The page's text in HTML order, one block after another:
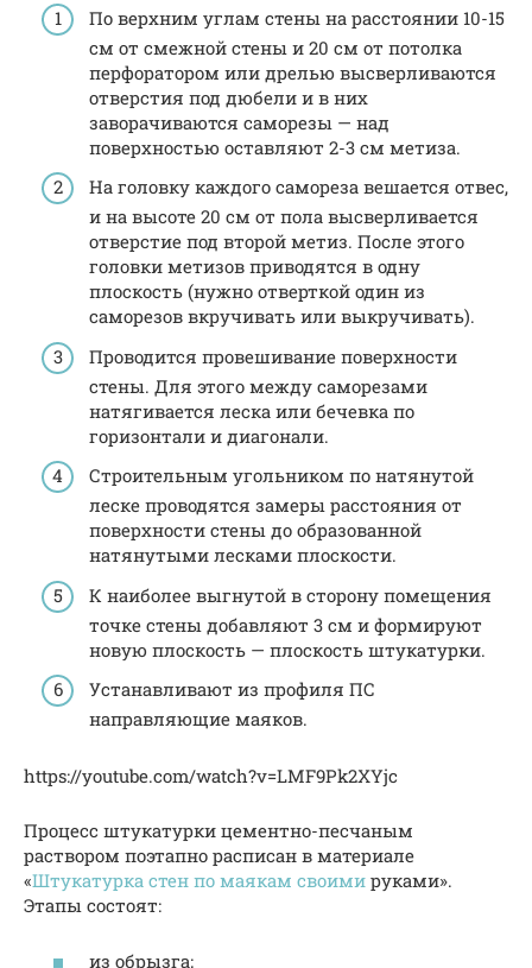
По верхним углам стены на расстоянии 10-15
см от смежной стены и 20 см от потолка
перфоратором или дрелью высверливаются
отверстия под дюбели и в них
заворачиваются саморезы — над
поверхностью оставляют 2-3 см метиза.
На головку каждого самореза вешается отвес,
и на высоте 20 см от пола высверливается
отверстие под второй метиз. После этого
головки метизов приводятся в одну
плоскость (нужно отверткой один из
саморезов вкручивать или выкручивать).
Проводится провешивание поверхности
стены. Для этого между саморезами
натягивается леска или бечевка по
горизонтали и диагонали.
Строительным угольником по натянутой
леске проводятся замеры расстояния от
поверхности стены до образованной
натянутыми лесками плоскости.
К наиболее выгнутой в сторону помещения
точке стены добавляют 3 см и формируют
новую плоскость — плоскость штукатурки.
Устанавливают из профиля ПС
направляющие маяков.
https://youtube.com/watch?v=LMF9Pk2XYjc
Процесс штукатурки цементно-песчаным
раствором поэтапно расписан в материале
«Штукатурка стен по маякам своими руками».
Этапы состоят:
из обрызга;